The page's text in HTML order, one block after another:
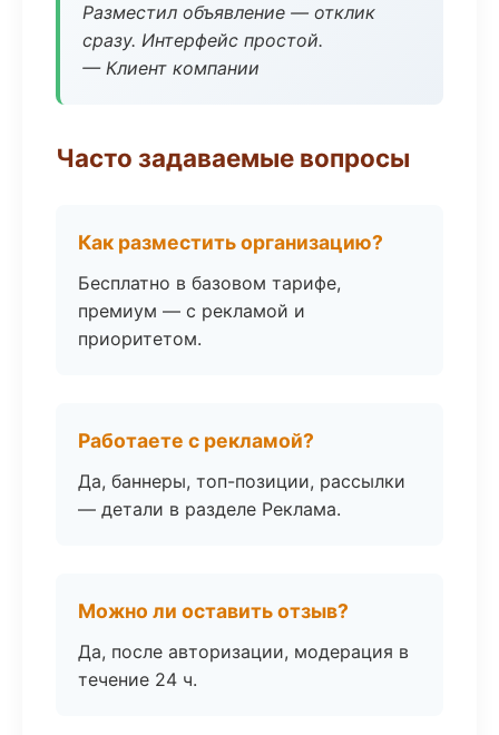
Разместил объявление — отклик
сразу. Интерфейс простой.
— Клиент компании
Часто задаваемые вопросы
Как разместить организацию?
Бесплатно в базовом тарифе,
премиум — с рекламой и
приоритетом.
Работаете с рекламой?
Да, баннеры, топ-позиции, рассылки
— детали в разделе Реклама.
Можно ли оставить отзыв?
Да, после авторизации, модерация в
течение 24 ч.